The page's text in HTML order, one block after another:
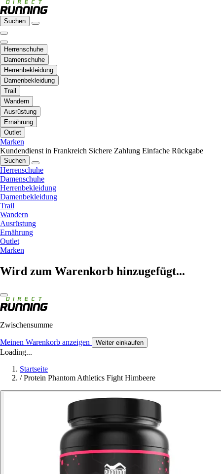
Suchen
Herrenschuhe
Damenschuhe
Herrenbekleidung
Damenbekleidung
Trail
Wandern
Ausrüstung
Ernährung
Outlet
Marken
Kundendienst in Frankreich Sichere Zahlung Einfache Rückgabe
Suchen
Herrenschuhe
Damenschuhe
Herrenbekleidung
Damenbekleidung
Trail
Wandern
Ausrüstung
Ernährung
Outlet
Marken
Wird zum Warenkorb hinzugefügt...
Zwischensumme
Meinen Warenkorb anzeigen Weiter einkaufen
Loading...
Startseite
/ Protein Phantom Athletics Fight Himbeere